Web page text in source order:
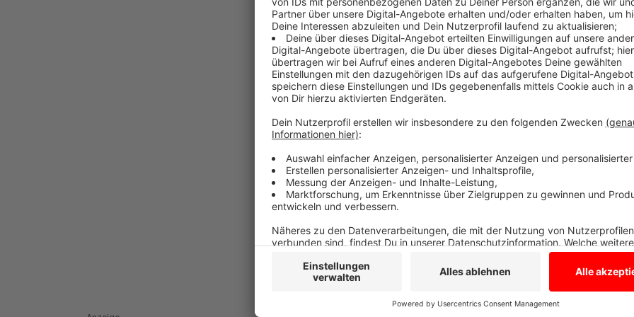
Unsere Daily Good News diesmal mit guten
Anzeige
Anzeige